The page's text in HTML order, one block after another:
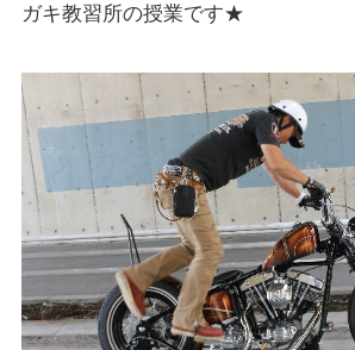
ガキ教習所の授業です★